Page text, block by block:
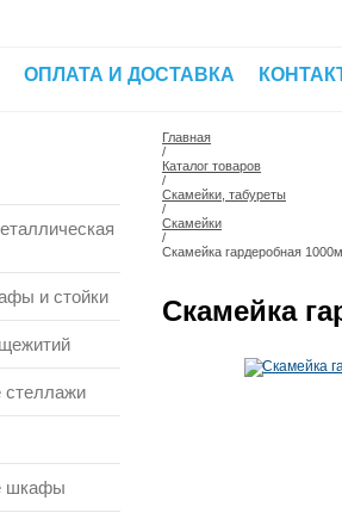
ОПЛАТА И ДОСТАВКА
и стойки
стеллажи
шкафы
Главная
/
Каталог товаров
/
Скамейки, табуреты
/
Скамейки
/
Скамейка гардеробная
Скамейка